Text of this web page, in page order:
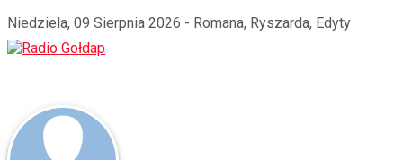
Niedziela, 09 Sierpnia 2026 - Romana, Ryszarda, Edyty